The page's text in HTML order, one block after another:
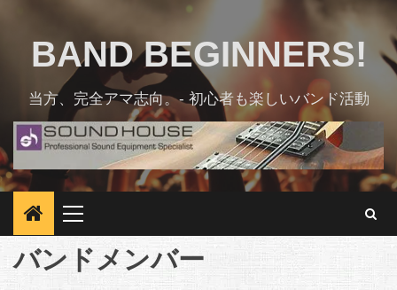
contentBAND BEGINNERS!
当方、完全アマ志向。- 初心者も楽しいバンド活動
Primary
Menu
バンドメンバー